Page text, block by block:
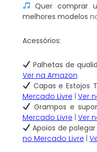
Quer comprar
melhores modelos
Acessórios:
Palhetas de
Ver na Amazon
Capas e Estojos
Mercado Livre | Ver
Grampos e
Mercado Livre | Ver
Apoios de
no Mercado Livre |